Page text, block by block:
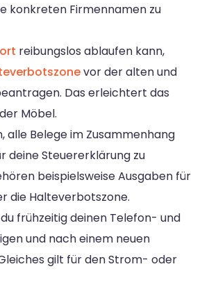
konkreten Firmennamen zu
reibungslos ablaufen kann,
vor der alten und
Das erleichtert das
Möbel.
alle Belege im Zusammenhang
deine Steuererklärung zu
beispielsweise Ausgaben für
die Halteverbotszone.
frühzeitig deinen Telefon- und
und nach einem neuen
gilt für den Strom- oder